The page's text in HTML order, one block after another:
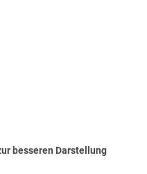
besseren Darstellung